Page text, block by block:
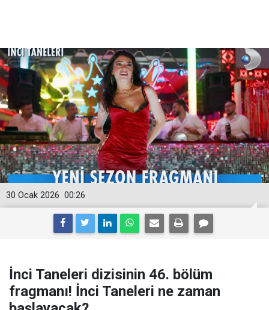
00:26
30 Ocak 2026
İnci Taneleri dizisinin 46. bölüm
fragmanı! İnci Taneleri ne zaman